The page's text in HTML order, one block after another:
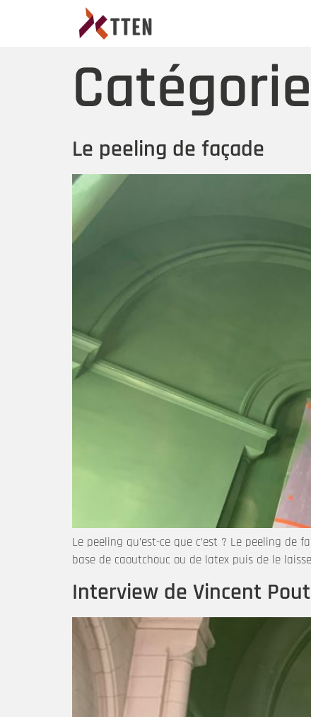
Le peeling de façade
Le peeling qu’est-ce que c’est ? Le peeling de
base de caoutchouc ou de latex puis de le
Interview de Vincent